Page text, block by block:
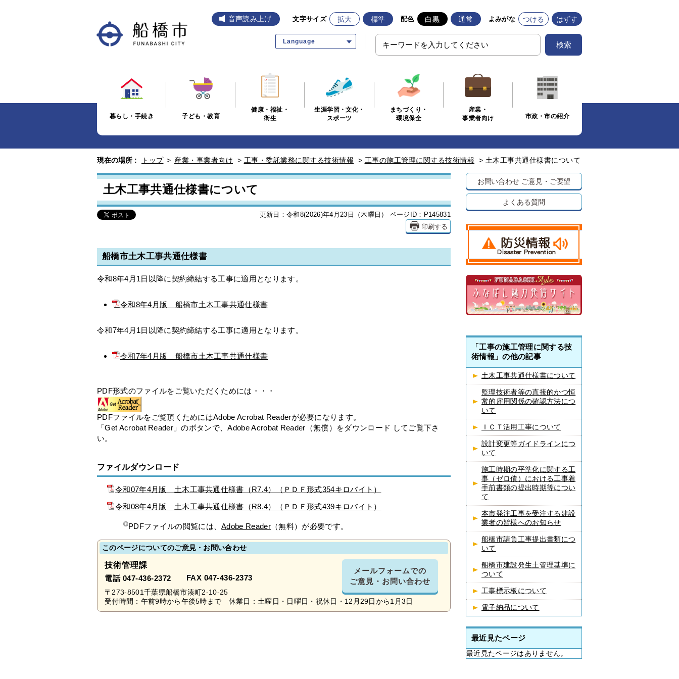
音声読み上げ 文字サイズ 拡大 標準 配色 白黒 通常 よみがな つける はずす
Language 検索
暮らし・手続き 子ども・教育
健康・福祉・
衛生
生涯学習・文化・
スポーツ
まちづくり・
環境保全
産業・
事業者向け
市政・市の紹介
現在の場所 : トップ > 産業・事業者向け > 工事・委託業務に関する技術情報 > 工事の施工管理に関する技術情報 > 土木工事共通仕様書について
土木工事共通仕様書について
更新日：令和8(2026)年4月23日（木曜日） ページID：P145831
印刷する
船橋市土木工事共通仕様書
令和8年4月1日以降に契約締結する工事に適用となります。
令和8年4月版 船橋市土木工事共通仕様書
令和7年4月1日以降に契約締結する工事に適用となります。
令和7年4月版 船橋市土木工事共通仕様書
PDF形式のファイルをご覧いただくためには・・・
PDFファイルをご覧頂くためにはAdobe Acrobat Readerが必要になります。
「Get Acrobat Reader」のボタンで、Adobe Acrobat Reader（無償）をダウンロード してご覧下さ
い。
ファイルダウンロード
令和07年4月版 土木工事共通仕様書（R7.4）（ＰＤＦ形式354キロバイト）
令和08年4月版 土木工事共通仕様書（R8.4）（ＰＤＦ形式439キロバイト）
PDFファイルの閲覧には、Adobe Reader （無料）が必要です。
このページについてのご意見・お問い合わせ
技術管理課
電話 047-436-2372 FAX 047-436-2373
メールフォームでの
ご意見・お問い合わせ
〒273-8501千葉県船橋市湊町2-10-25
受付時間：午前9時から午後5時まで 休業日：土曜日・日曜日・祝休日・12月29日から1月3日
お問い合わせ ご意見・ご要望
よくある質問
「工事の施工管理に関する技
術情報」の他の記事
土木工事共通仕様書について
監理技術者等の直接的かつ恒
常的雇用関係の確認方法につ
いて
ＩＣＴ活用工事について
設計変更等ガイドラインにつ
いて
施工時期の平準化に関する工
事（ゼロ債）における工事着
手前書類の提出時期等につい
て
本市発注工事を受注する建設
業者の皆様へのお知らせ
船橋市請負工事提出書類につ
いて
船橋市建設発生土管理基準に
ついて
工事標示板について
電子納品について
最近見たページ
最近見たページはありません。